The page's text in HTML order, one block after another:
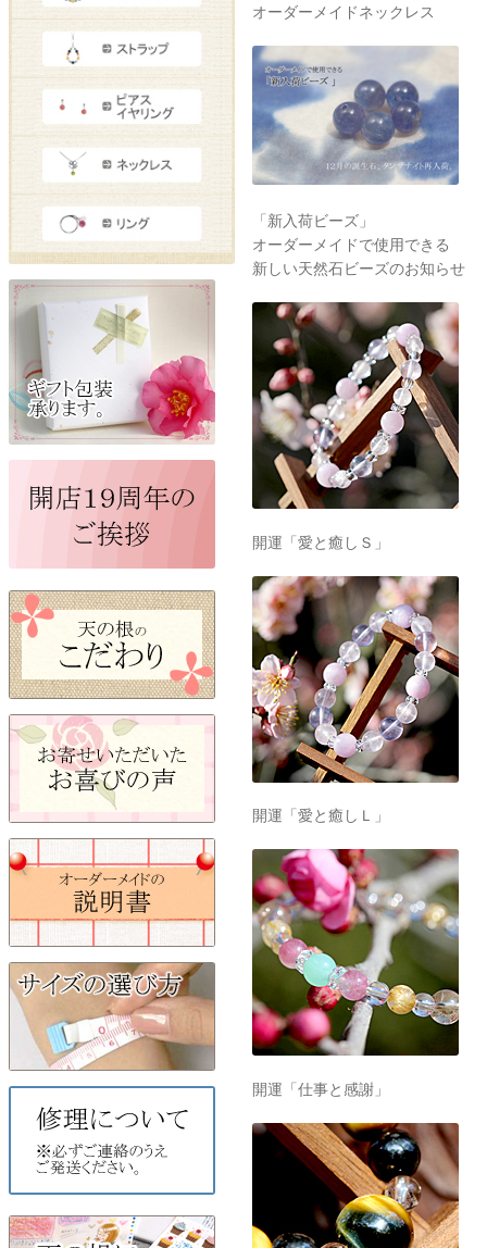
オーダーメイドネックレス
「新入荷ビーズ」
オーダーメイドで使用できる
新しい天然石ビーズのお知らせ
開運「愛と癒しＳ」
開運「愛と癒しＬ」
開運「仕事と感謝」